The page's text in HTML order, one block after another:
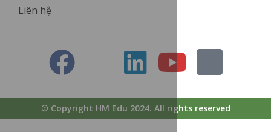
Liên hệ
© Copyright HM Edu 2024. All rights reserved